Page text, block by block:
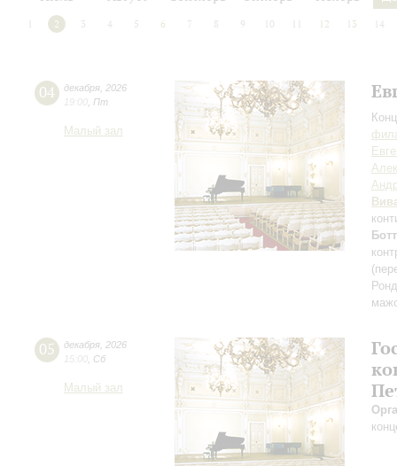
2 3 4 5 6 7 8 9 10 12 13 14
04 декабря 2026
19:00 Пт
Малый зал
05 декабря 2026
15:00 Сб
Малый зал